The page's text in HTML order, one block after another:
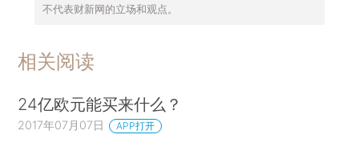
不代表财新网的立场和观点。
相关阅读
24亿欧元能买来什么？
2017年07月07日 APP打开